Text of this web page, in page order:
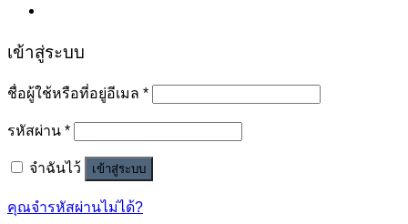
เข้าสู่ระบบ
ชื่อผู้ใช้หรือที่อยู่อีเมล *
รหัสผ่าน *
จำฉันไว้ เข้าสู่ระบบ
คุณจำรหัสผ่านไม่ได้?